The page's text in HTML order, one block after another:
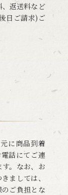
返送料など
日ご請求)ご
に商品到着
話にてご連
。なお、お
ましては、
ご負担とな